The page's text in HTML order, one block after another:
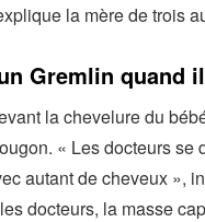
la mère de trois
Gremlin quand
la chevelure du
« Les docteurs se
autant de cheveux »,
docteurs, la masse